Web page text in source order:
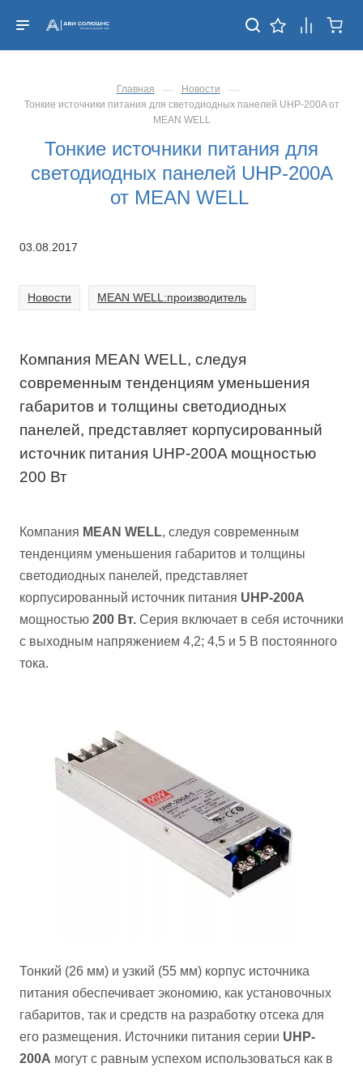
Главная — Новости —
Тонкие источники питания для светодиодных панелей UHP-200A от
MEAN WELL
Тонкие источники питания для
светодиодных панелей UHP-200A
от MEAN WELL
03.08.2017
Новости MEAN WELL:производитель
Компания MEAN WELL, следуя
современным тенденциям уменьшения
габаритов и толщины светодиодных
панелей, представляет корпусированный
источник питания UHP-200A мощностью
200 Вт
Компания MEAN WELL, следуя современным
тенденциям уменьшения габаритов и толщины
светодиодных панелей, представляет
корпусированный источник питания UHP-200A
мощностью 200 Вт. Серия включает в себя источники
с выходным напряжением 4,2; 4,5 и 5 В постоянного
тока.
Тонкий (26 мм) и узкий (55 мм) корпус источника
питания обеспечивает экономию, как установочных
габаритов, так и средств на разработку отсека для
его размещения. Источники питания серии UHP-
200A могут с равным успехом использоваться как в